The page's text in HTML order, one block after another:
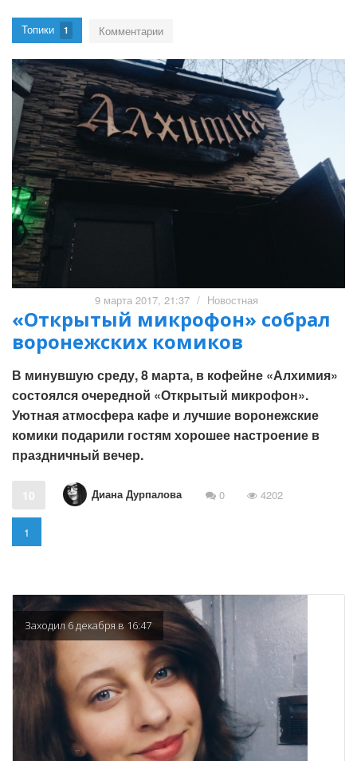
Топики 1 Комментарии
9 марта 2017, 21:37 / Новостная
«Открытый микрофон» собрал
воронежских комиков
В минувшую среду, 8 марта, в кофейне «Алхимия»
состоялся очередной «Открытый микрофон».
Уютная атмосфера кафе и лучшие воронежские
комики подарили гостям хорошее настроение в
праздничный вечер.
10 Диана Дурпалова 0 4202
1
Заходил 6 декабря в 16:47